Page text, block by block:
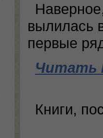
вылилась
первые
Читать
Книги,